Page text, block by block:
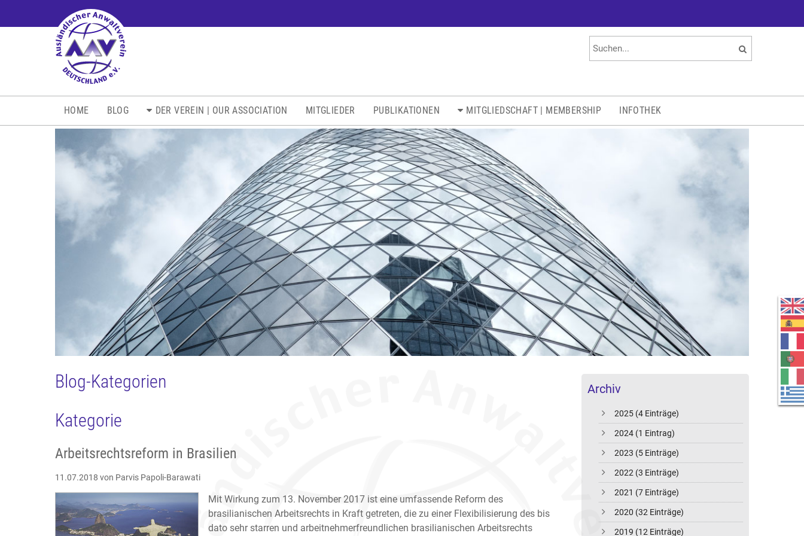
HOME BLOG DER VEREIN | OUR ASSOCIATION MITGLIEDER PUBLIKATIONEN MITGLIEDSCHAFT | MEMBERSHIP INFOTHEK
Archiv
2025 (4 Einträge)
2024 (1 Eintrag)
2023 (5 Einträge)
2022 (3 Einträge)
2021 (7 Einträge)
2020 (32 Einträge)
2019 (12 Einträge)
Blog-Kategorien
Kategorie
Arbeitsrechtsreform in Brasilien
11.07.2018 von Parvis Papoli-Barawati
Mit Wirkung zum 13. November 2017 ist eine umfassende Reform des
brasilianischen Arbeitsrechts in Kraft getreten, die zu einer Flexibilisierung des bis
dato sehr starren und arbeitnehmerfreundlichen brasilianischen Arbeitsrechts